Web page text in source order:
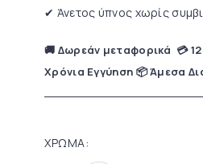
✔ Άνετος ύπνος χωρίς
🚚 Δωρεάν μεταφορικά 💳
Χρόνια Εγγύηση 📦 Άμεσα
ΧΡΩΜΑ